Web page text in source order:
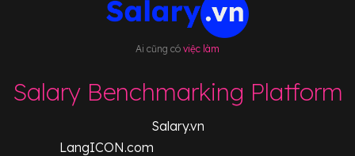
Ai cũng có việc làm
Salary Benchmarking Platform
Salary.vn
LangICON.com